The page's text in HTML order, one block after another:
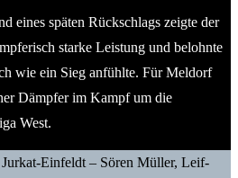
eines späten Rückschlags zeigte der
starke Leistung und belohnte
wie ein Sieg anfühlte. Für Meldorf
Dämpfer im Kampf um die
West.
Jurkat-Einfeldt – Sören Müller, Leif-